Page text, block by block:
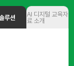
루션
AI 디지털 교육자
료 소개